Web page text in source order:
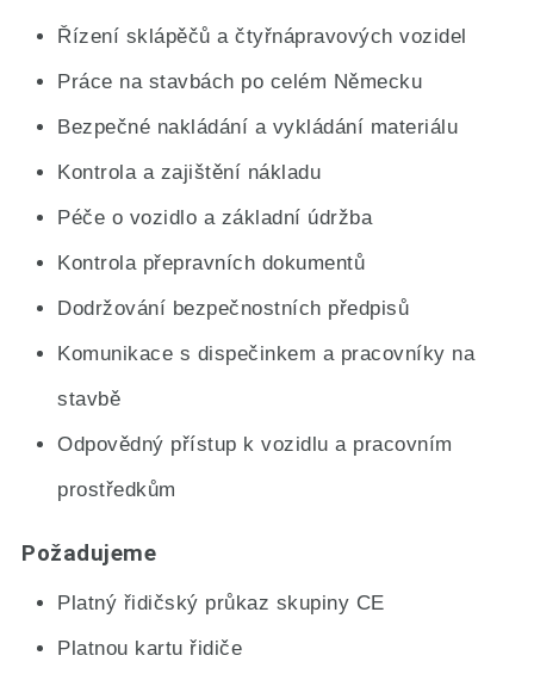
Řízení sklápěčů a čtyřnápravových vozidel
Práce na stavbách po celém Německu
Bezpečné nakládání a vykládání materiálu
Kontrola a zajištění nákladu
Péče o vozidlo a základní údržba
Kontrola přepravních dokumentů
Dodržování bezpečnostních předpisů
Komunikace s dispečinkem a pracovníky na
stavbě
Odpovědný přístup k vozidlu a pracovním
prostředkům
Požadujeme
Platný řidičský průkaz skupiny CE
Platnou kartu řidiče